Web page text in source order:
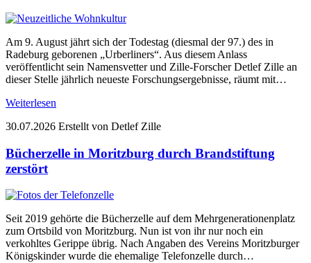
Am 9. August jährt sich der Todestag (diesmal der 97.) des in
Radeburg geborenen „Urberliners“. Aus diesem Anlass
veröffentlicht sein Namensvetter und Zille-Forscher Detlef Zille an
dieser Stelle jährlich neueste Forschungsergebnisse, räumt mit…
Weiterlesen
30.07.2026 Erstellt von Detlef Zille
Bücherzelle in Moritzburg durch Brandstiftung
zerstört
Seit 2019 gehörte die Bücherzelle auf dem Mehrgenerationenplatz
zum Ortsbild von Moritzburg. Nun ist von ihr nur noch ein
verkohltes Gerippe übrig. Nach Angaben des Vereins Moritzburger
Königskinder wurde die ehemalige Telefonzelle durch…